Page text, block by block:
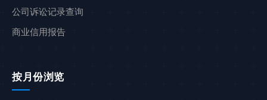
公司诉讼记录查询
商业信用报告
按月份浏览